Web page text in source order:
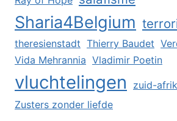
Sharia4Belgium
theresienstadt Thierry Baudet
Vida Mehrannia Vladimir Poetin
vluchtelingen
zuid-
Zusters zonder liefde